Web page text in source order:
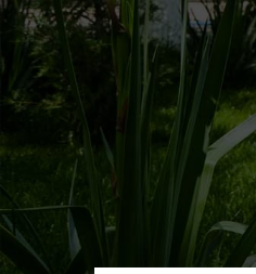
jetilistiriw ilajları
tastıyıqlanǵan
orınlanıwın
30-apreldegi
Muhammad
“Quranı kárim